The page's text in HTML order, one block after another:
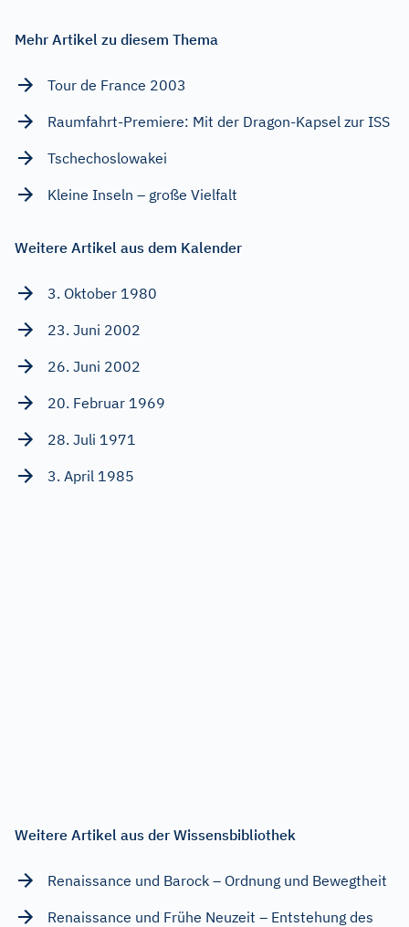
Mehr Artikel zu diesem Thema
Tour de France 2003
Raumfahrt-Premiere: Mit der Dragon-Kapsel zur ISS
Tschechoslowakei
Kleine Inseln – große Vielfalt
Weitere Artikel aus dem Kalender
3. Oktober 1980
23. Juni 2002
26. Juni 2002
20. Februar 1969
28. Juli 1971
3. April 1985
Weitere Artikel aus der Wissensbibliothek
Renaissance und Barock – Ordnung und Bewegtheit
Renaissance und Frühe Neuzeit – Entstehung des